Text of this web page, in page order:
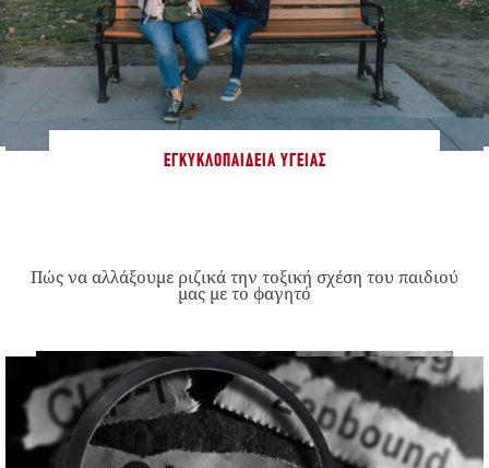
ΕΓΚΥΚΛΟΠΑΊΔΕΙΑ ΥΓΕΊΑΣ
Πώς να αλλάξουμε ριζικά την τοξική σχέση του παιδιού
μας με το φαγητό